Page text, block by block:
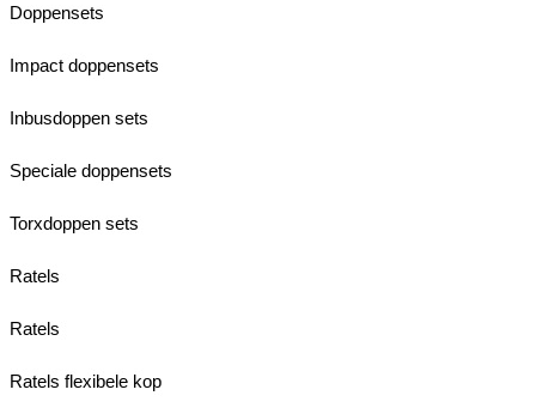
Doppensets
Impact doppensets
Inbusdoppen sets
Speciale doppensets
Torxdoppen sets
Ratels
Ratels
Ratels flexibele kop